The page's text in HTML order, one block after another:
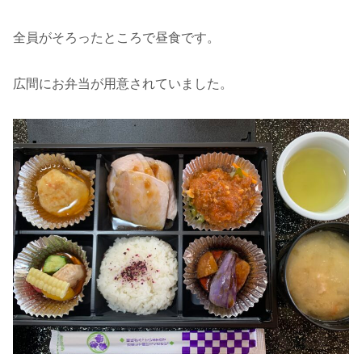
全員がそろったところで昼食です。
広間にお弁当が用意されていました。